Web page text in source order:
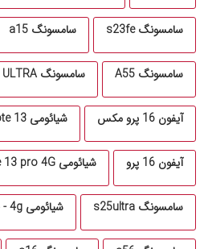
سامسونگ s23fe سامسونگ a15
سامسونگ A55 سامسونگ S24 ULTRA
آیفون 16 پرو مکس شیائومی Redmi Note 13
آیفون 16 پرو شیائومی redmi note 13 pro 4G
سامسونگ s25ultra شیائومی remi note 14 - 4g